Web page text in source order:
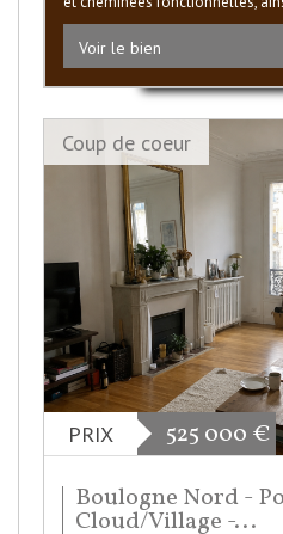
Voir le bien
Coup de coeur
PRIX 525 000 €
Boulogne Nord -
Cloud/Village -...